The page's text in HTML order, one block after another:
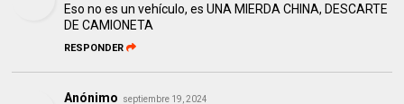
Eso no es un vehículo, es UNA MIERDA CHINA, DESCARTE
DE CAMIONETA
RESPONDER
Anónimo septiembre 19, 2024